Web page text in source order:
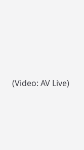
(Video: AV Live)